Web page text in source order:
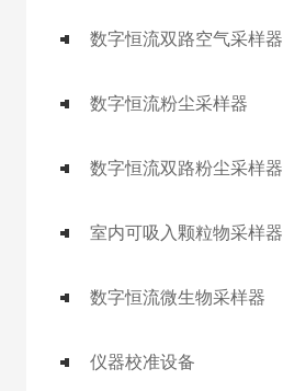
数字恒流双路空气采样器
数字恒流粉尘采样器
数字恒流双路粉尘采样器
室内可吸入颗粒物采样器
数字恒流微生物采样器
仪器校准设备